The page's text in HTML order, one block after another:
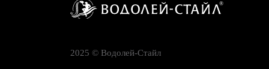
2025 © Водолей-Cтайл